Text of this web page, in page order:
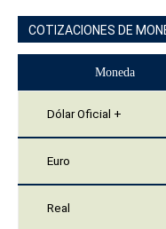
COTIZACIONES DE
Moneda
Dólar Oficial +
Euro
Real